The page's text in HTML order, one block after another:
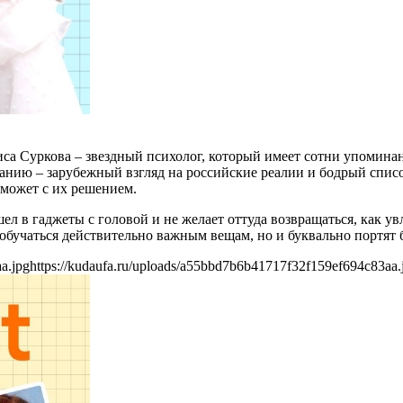
Суркова – звездный психолог, который имеет сотни
– зарубежный взгляд на российские реалии и бодрый
с их решением.
в гаджеты с головой и не желает оттуда возвращаться, как
действительно важным вещам, но и буквально
https://kudaufa.ru/uploads/